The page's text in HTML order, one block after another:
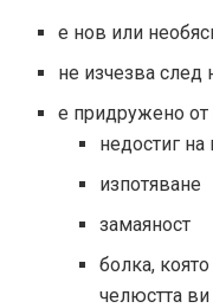
е нов или
не изчезва след
е придружено от
недостиг на
изпотяване
замаяност
болка,
челюстта ви